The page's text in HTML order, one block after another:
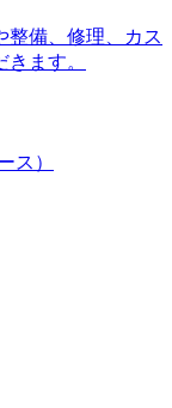
整備、修理、カス
ます。
ス）